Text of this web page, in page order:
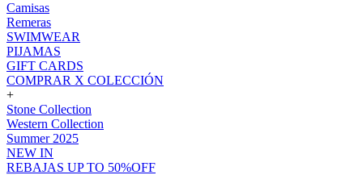
Camisas
Remeras
SWIMWEAR
PIJAMAS
GIFT CARDS
COMPRAR X COLECCIÓN
+
Stone Collection
Western Collection
Summer 2025
NEW IN
REBAJAS UP TO 50%OFF